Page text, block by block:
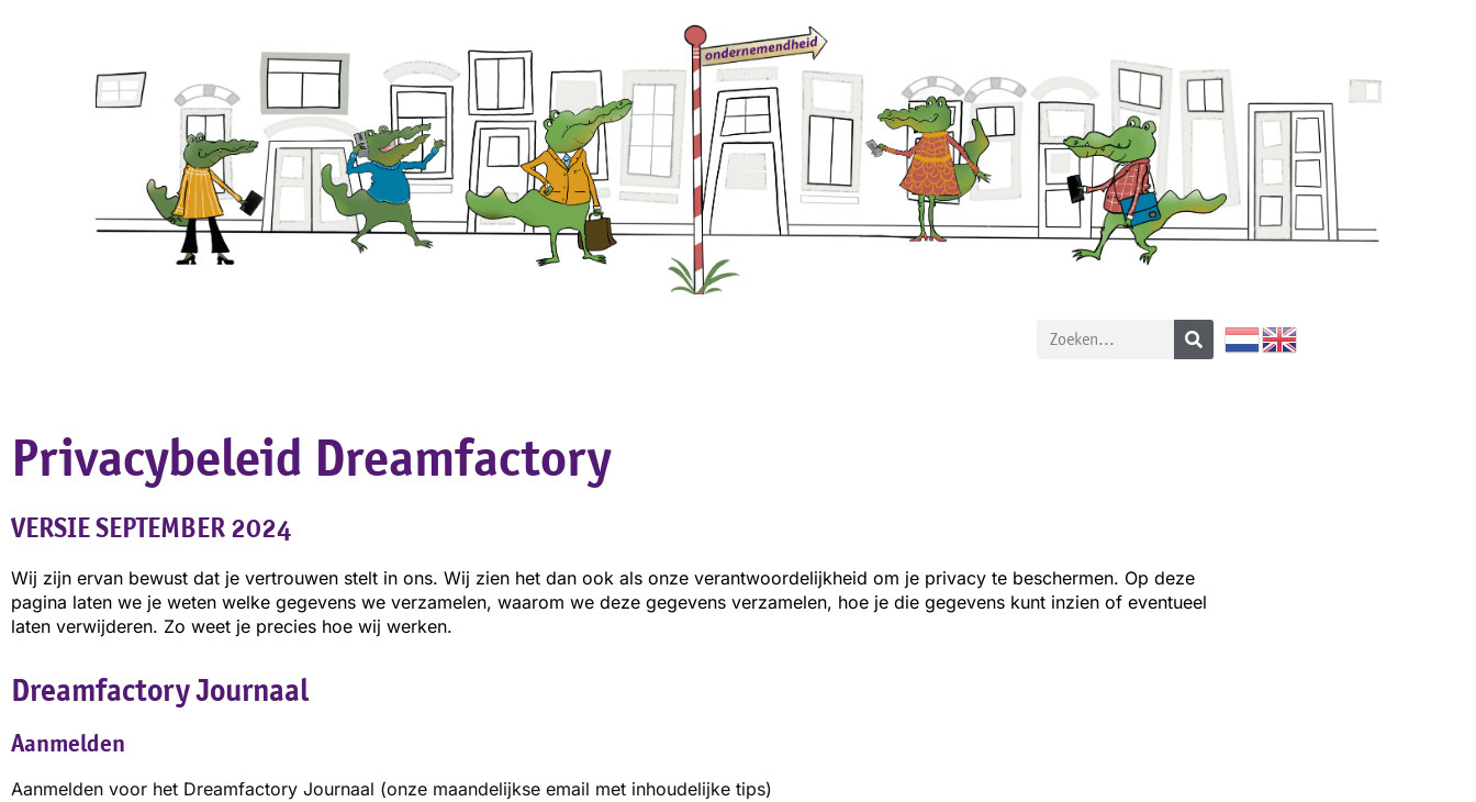
Privacybeleid Dreamfactory
VERSIE SEPTEMBER 2024
Wij zijn ervan bewust dat je vertrouwen stelt in ons. Wij zien het dan ook als onze verantwoordelijkheid om je privacy te beschermen. Op deze
pagina laten we je weten welke gegevens we verzamelen, waarom we deze gegevens verzamelen, hoe je die gegevens kunt inzien of eventueel
laten verwijderen. Zo weet je precies hoe wij werken.
Dreamfactory Journaal
Aanmelden
Aanmelden voor het Dreamfactory Journaal (onze maandelijkse email met inhoudelijke tips)